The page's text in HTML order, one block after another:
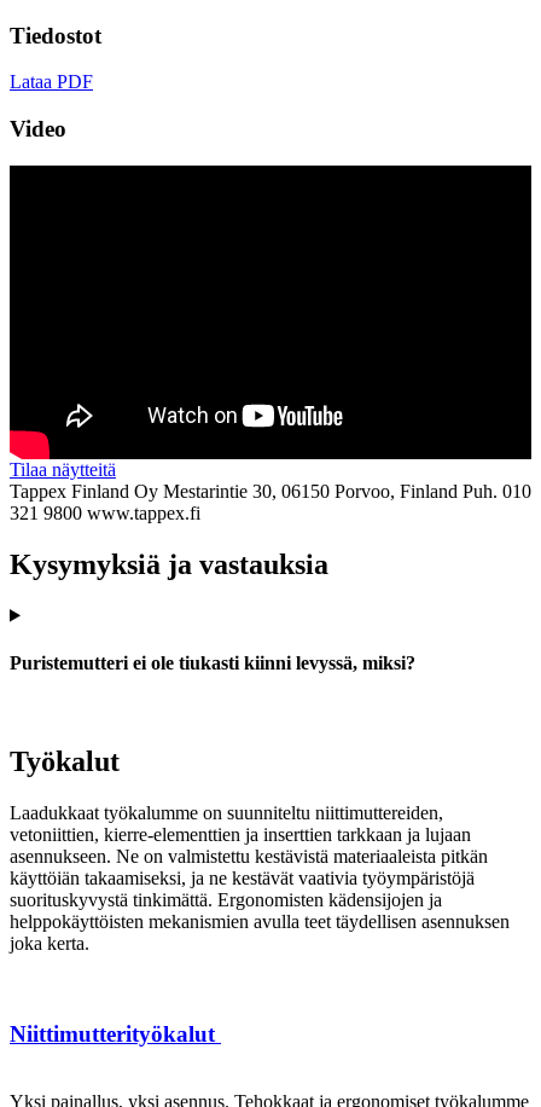
Tiedostot
Lataa PDF
Video
Tilaa näytteitä
Tappex Finland Oy Mestarintie 30, 06150 Porvoo, Finland Puh. 010
321 9800 www.tappex.fi
Kysymyksiä ja vastauksia
Puristemutteri ei ole tiukasti kiinni levyssä, miksi?
Työkalut
Laadukkaat työkalumme on suunniteltu niittimuttereiden,
vetoniittien, kierre-elementtien ja inserttien tarkkaan ja lujaan
asennukseen. Ne on valmistettu kestävistä materiaaleista pitkän
käyttöiän takaamiseksi, ja ne kestävät vaativia työympäristöjä
suorituskyvystä tinkimättä. Ergonomisten kädensijojen ja
helppokäyttöisten mekanismien avulla teet täydellisen asennuksen
joka kerta.
Niittimutterityökalut
Yksi painallus, yksi asennus. Tehokkaat ja ergonomiset työkalumme